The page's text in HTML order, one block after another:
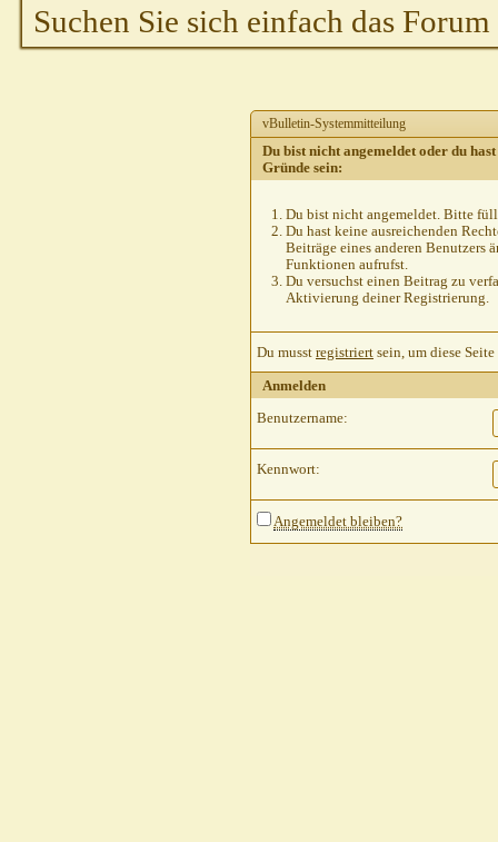
Suchen Sie sich einfach das
vBulletin-Systemmitteilung
Du bist nicht angemeldet oder du
Gründe sein:
Du bist nicht angemeldet. Bitte
Du hast keine ausreichenden
Beiträge eines anderen Benutzers
Funktionen aufrufst.
Du versuchst einen Beitrag zu
Aktivierung deiner Registrierung.
Du musst registriert sein, um diese
Anmelden
Benutzername:
Kennwort:
Angemeldet bleiben?